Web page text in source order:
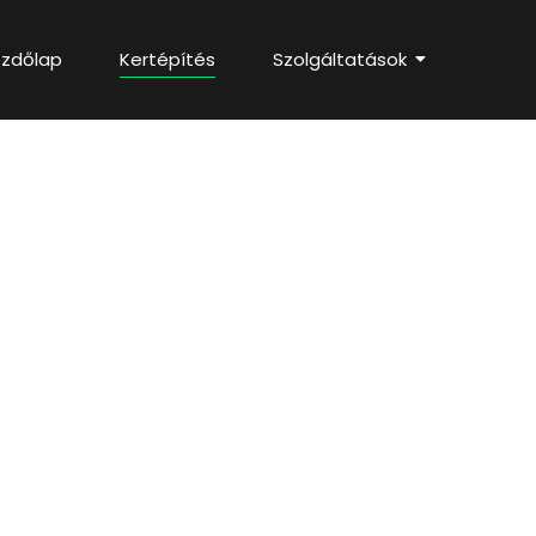
Kertépítés Szolgáltatások